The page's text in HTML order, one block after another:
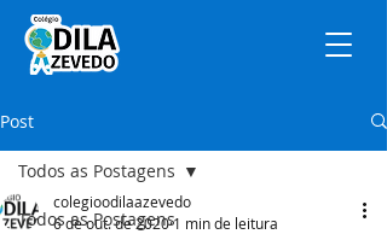
Post
Todos as Postagens
Todos as Postagens
colegioodilaazevedo
6 de out. de 20201 min de leitura